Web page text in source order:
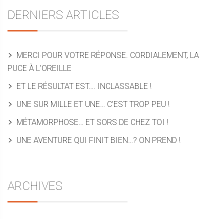
DERNIERS ARTICLES
MERCI POUR VOTRE RÉPONSE. CORDIALEMENT, LA
PUCE À L’OREILLE
ET LE RÉSULTAT EST…. INCLASSABLE !
UNE SUR MILLE ET UNE… C’EST TROP PEU !
MÉTAMORPHOSE… ET SORS DE CHEZ TOI !
UNE AVENTURE QUI FINIT BIEN…? ON PREND !
ARCHIVES